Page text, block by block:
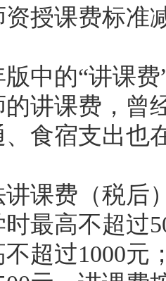
授课费标准
的“讲课费”
讲课费，曾
食宿支出也
费（税后）
最高不超过
超过1000元